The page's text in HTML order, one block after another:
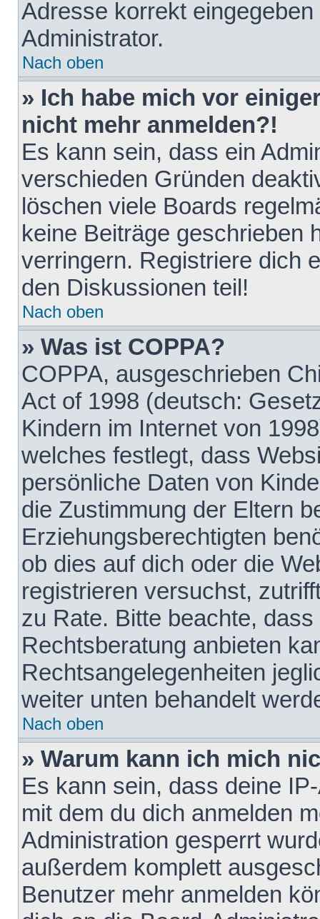
Adresse korrekt
Administrator.
Nach oben
» Ich habe mich vor
nicht mehr anmelden?!
Es kann sein, dass ein
verschieden Gründen
löschen viele Boards
keine Beiträge geschrieben
verringern. Registriere dich
den Diskussionen teil!
Nach oben
» Was ist COPPA?
COPPA, ausgeschrieben
Act of 1998 (deutsch:
Kindern im Internet von
welches festlegt, dass
persönliche Daten von
die Zustimmung der Eltern
Erziehungsberechtigten
ob dies auf dich oder die
registrieren versuchst,
zu Rate. Bitte beachte,
Rechtsberatung anbieten
Rechtsangelegenheiten
weiter unten behandelt
Nach oben
» Warum kann ich mich
Es kann sein, dass deine
mit dem du dich anmelden
Administration gesperrt
außerdem komplett
Benutzer mehr anmelden